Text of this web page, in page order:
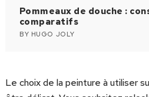
Pommeaux de douche :
comparatifs
BY HUGO JOLY
Le choix de la peinture à utiliser